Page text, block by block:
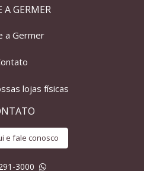
A GERMER
a Germer
lojas físicas
e fale conosco
3000